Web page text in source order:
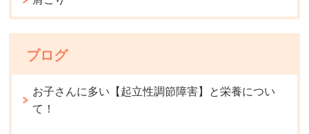
ブログ
お子さんに多い【起立性調節障害】と栄養につい
て！